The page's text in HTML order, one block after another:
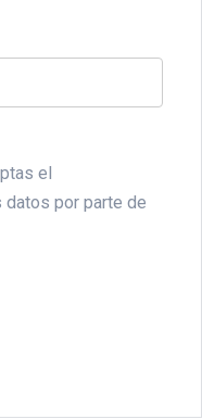
el
datos por parte de